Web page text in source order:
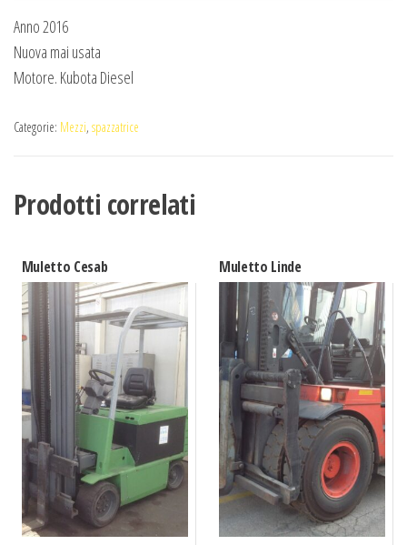
Anno 2016
Nuova mai usata
Motore. Kubota Diesel
Categorie: Mezzi, spazzatrice
Prodotti correlati
Muletto Cesab Muletto Linde